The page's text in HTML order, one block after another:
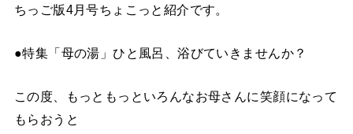
ちっご版4月号ちょこっと紹介です。
●特集「母の湯」ひと風呂、浴びていきませんか？
この度、もっともっといろんなお母さんに笑顔になって
もらおうと